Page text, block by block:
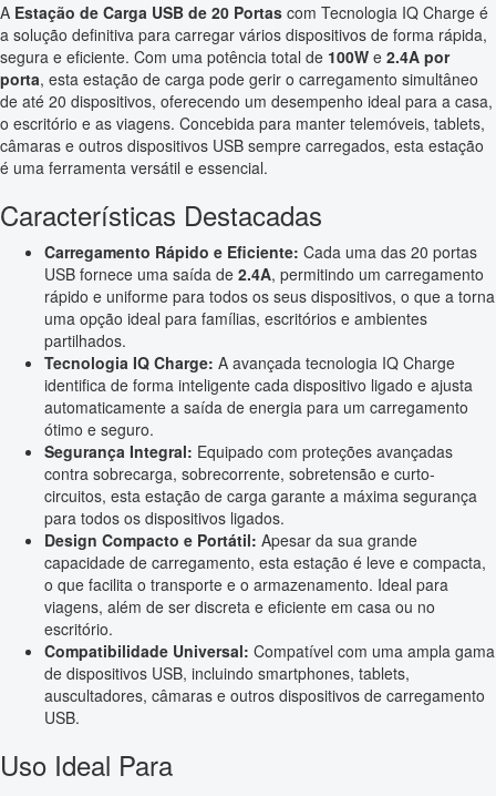
A Estação de Carga USB de 20 Portas com Tecnologia IQ Charge é
a solução definitiva para carregar vários dispositivos de forma rápida,
segura e eficiente. Com uma potência total de 100W e 2.4A por
porta, esta estação de carga pode gerir o carregamento simultâneo
de até 20 dispositivos, oferecendo um desempenho ideal para a casa,
o escritório e as viagens. Concebida para manter telemóveis, tablets,
câmaras e outros dispositivos USB sempre carregados, esta estação
é uma ferramenta versátil e essencial.
Características Destacadas
Carregamento Rápido e Eficiente: Cada uma das 20 portas
USB fornece uma saída de 2.4A, permitindo um carregamento
rápido e uniforme para todos os seus dispositivos, o que a torna
uma opção ideal para famílias, escritórios e ambientes
partilhados.
Tecnologia IQ Charge: A avançada tecnologia IQ Charge
identifica de forma inteligente cada dispositivo ligado e ajusta
automaticamente a saída de energia para um carregamento
ótimo e seguro.
Segurança Integral: Equipado com proteções avançadas
contra sobrecarga, sobrecorrente, sobretensão e curto-
circuitos, esta estação de carga garante a máxima segurança
para todos os dispositivos ligados.
Design Compacto e Portátil: Apesar da sua grande
capacidade de carregamento, esta estação é leve e compacta,
o que facilita o transporte e o armazenamento. Ideal para
viagens, além de ser discreta e eficiente em casa ou no
escritório.
Compatibilidade Universal: Compatível com uma ampla gama
de dispositivos USB, incluindo smartphones, tablets,
auscultadores, câmaras e outros dispositivos de carregamento
USB.
Uso Ideal Para